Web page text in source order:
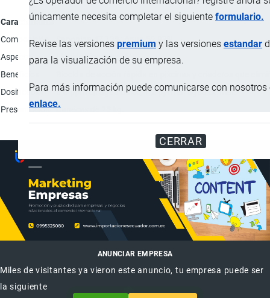
únicamente necesita completar el siguiente formulario.
Revise las versiones premium y las versiones estandar
para la visualización de su empresa.
Para más información puede comunicarse con nosotros
enlace.
CERRAR
Característica
Composición
Saponina 47,13%; Agua 52,87%.
Aspecto
Liquido viscoso café.
Beneficios
Dosificación
6-8 ppm en agua dulce; 1-2 ppm en agua de mar.
Presentación
Canecas de 25 kg.
ANUNCIAR EMPRESA
Miles de visitantes ya vieron este anuncio, tu empresa puede ser
la siguiente